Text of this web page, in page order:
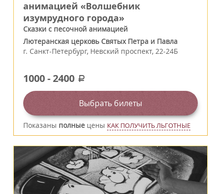
анимацией «Волшебник
изумрудного города»
Сказки с песочной анимацией
Лютеранская церковь Святых Петра и Павла
г. Санкт-Петербург, Невский проспект, 22-24Б
1000-2400 a
Выбрать билеты
Показаны полные цены КАК ПОЛУЧИТЬ ЛЬГОТНЫЕ